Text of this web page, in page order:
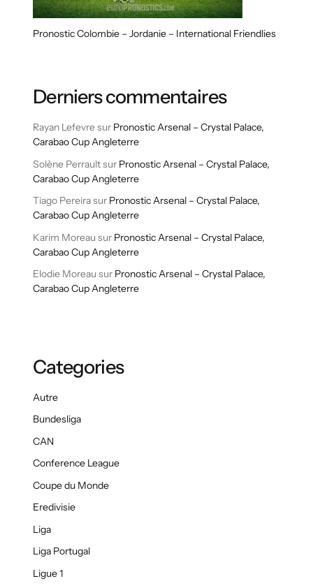
Pronostic Colombie – Jordanie – International Friendlies
Derniers commentaires
Rayan Lefevresur Pronostic Arsenal – Crystal Palace,
Carabao Cup Angleterre
Solène Perraultsur Pronostic Arsenal – Crystal Palace,
Carabao Cup Angleterre
Tiago Pereirasur Pronostic Arsenal – Crystal Palace,
Carabao Cup Angleterre
Karim Moreau sur Pronostic Arsenal – Crystal Palace,
Carabao Cup Angleterre
Elodie Moreau sur Pronostic Arsenal – Crystal Palace,
Carabao Cup Angleterre
Categories
Autre
Bundesliga
CAN
Conference League
Coupe du Monde
Eredivisie
Liga
Liga Portugal
Ligue 1